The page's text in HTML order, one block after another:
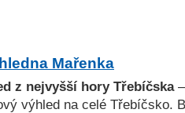
Mařenka
z nejvyšší hory Třebíčska—
výhled na celé Třebíčsko.